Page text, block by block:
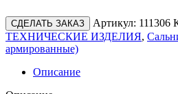
СДЕЛАТЬ ЗАКАЗ Артикул: 111306
ТЕХНИЧЕСКИЕ ИЗДЕЛИЯ,
армированные)
Описание